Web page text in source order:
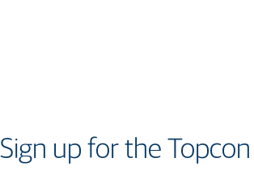
Sign up for the